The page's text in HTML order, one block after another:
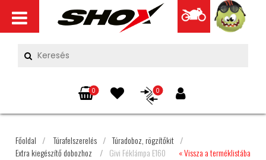
0 0
Főoldal / Túrafelszerelés / Túradoboz, rögzítőkit /
Extra kiegészítő dobozhoz
/ Givi Féklámpa E160 « Vissza a terméklistába